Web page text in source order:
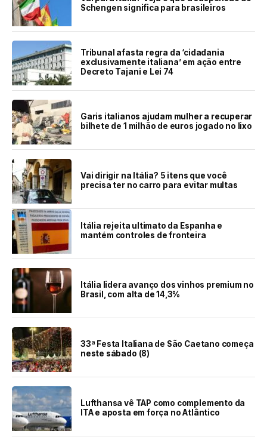
Schengen significa para brasileiros
Tribunal afasta regra da ‘cidadania
exclusivamente italiana’ em ação entre
Decreto Tajani e Lei 74
Garis italianos ajudam mulher a recuperar
bilhete de 1 milhão de euros jogado no lixo
Vai dirigir na Itália? 5 itens que você
precisa ter no carro para evitar multas
Itália rejeita ultimato da Espanha e
mantém controles de fronteira
Itália lidera avanço dos vinhos premium no
Brasil, com alta de 14,3%
33ª Festa Italiana de São Caetano começa
neste sábado (8)
Lufthansa vê TAP como complemento da
ITA e aposta em força no Atlântico